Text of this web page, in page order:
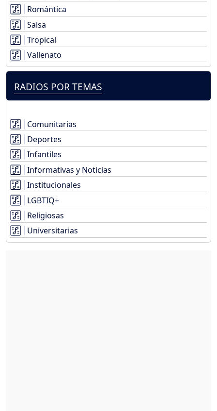
Romántica
Salsa
Tropical
Vallenato
RADIOS POR TEMAS
Comunitarias
Deportes
Infantiles
Informativas y Noticias
Institucionales
LGBTIQ+
Religiosas
Universitarias